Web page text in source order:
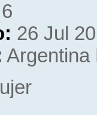
6
26 Jul
Argentina